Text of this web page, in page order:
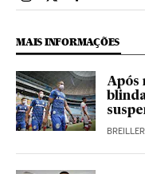
MAIS INFORMAÇÕES
Após